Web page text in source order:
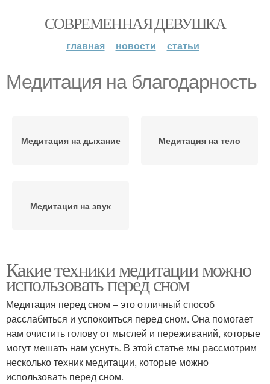
СОВРЕМЕННАЯ ДЕВУШКА
главная новости статьи
Медитация на благодарность
Медитация на дыхание Медитация на тело
Медитация на звук
Какие техники медитации можно
использовать перед сном
Медитация перед сном – это отличный способ
расслабиться и успокоиться перед сном. Она помогает
нам очистить голову от мыслей и переживаний, которые
могут мешать нам уснуть. В этой статье мы рассмотрим
несколько техник медитации, которые можно
использовать перед сном.